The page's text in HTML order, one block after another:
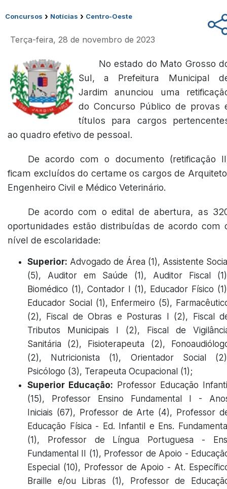
Concursos › Notícias › Centro-Oeste
Terça-feira, 28 de novembro de 2023
No estado do Mato Grosso
Sul, a Prefeitura Municipal
Jardim anunciou uma
do Concurso Público de provas
títulos para cargos
ao quadro efetivo de pessoal.
De acordo com o documento (retificação
ficam excluídos do certame os cargos de
Engenheiro Civil e Médico Veterinário.
De acordo com o edital de abertura, as
oportunidades estão distribuídas de acordo com
nível de escolaridade:
Superior: Advogado de Área (1), Assistente
(5), Auditor em Saúde (1), Auditor Fiscal
Biomédico (1), Contador I (1), Educador Físico
Educador Social (1), Enfermeiro (5),
(2), Fiscal de Obras e Posturas I (2), Fiscal
Tributos Municipais I (2), Fiscal de
Sanitária (2), Fisioterapeuta (2),
(2), Nutricionista (1), Orientador Social
Psicólogo (3), Terapeuta Ocupacional (1);
Superior Educação: Professor Educação
(15), Professor Ensino Fundamental I -
Iniciais (67), Professor de Arte (4), Professor
Educação Física - Ed. Infantil e Ens.
(1), Professor de Língua Portuguesa -
Fundamental II (1), Professor de Apoio -
Especial (10), Professor de Apoio - At.
Braille e/ou Libras (1), Professor de